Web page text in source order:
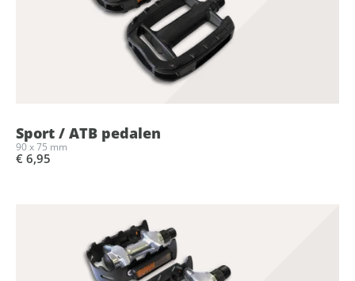
Sport / ATB pedalen
90 x 75 mm
€ 6,95